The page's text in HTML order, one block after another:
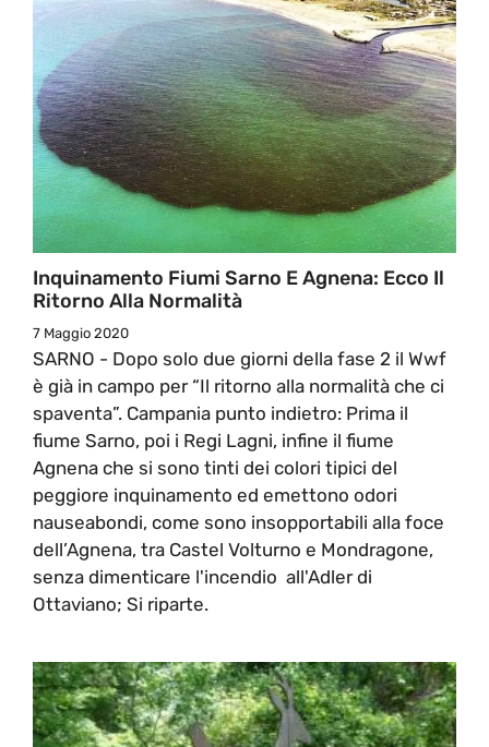
Inquinamento Fiumi Sarno E Agnena: Ecco Il
Ritorno Alla Normalità
7 Maggio 2020
SARNO - Dopo solo due giorni della fase 2 il Wwf
è già in campo per “Il ritorno alla normalità che ci
spaventa”. Campania punto indietro: Prima il
fiume Sarno, poi i Regi Lagni, infine il fiume
Agnena che si sono tinti dei colori tipici del
peggiore inquinamento ed emettono odori
nauseabondi, come sono insopportabili alla foce
dell’Agnena, tra Castel Volturno e Mondragone,
senza dimenticare l'incendio all'Adler di
Ottaviano; Si riparte.